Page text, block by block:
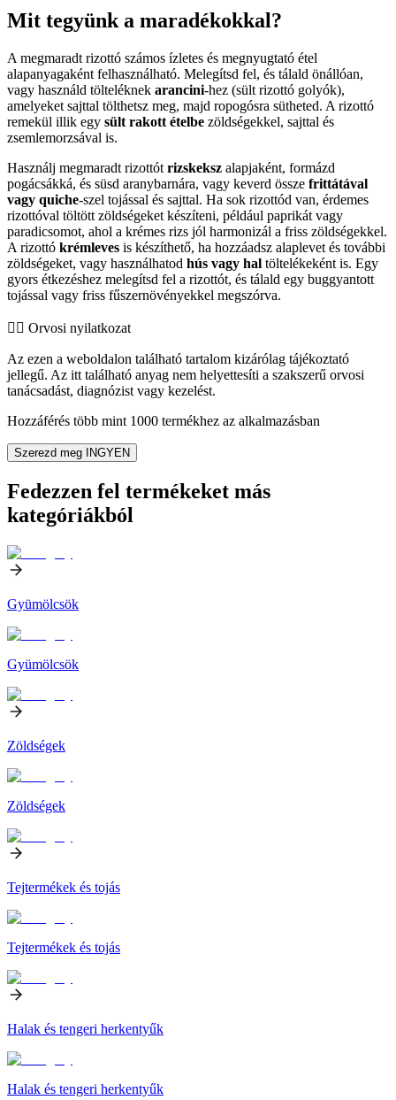
Mit tegyünk a maradékokkal?
A megmaradt rizottó számos ízletes és megnyugtató étel
alapanyagaként felhasználható. Melegítsd fel, és tálald önállóan,
vagy használd tölteléknek arancini-hez (sült rizottó golyók),
amelyeket sajttal tölthetsz meg, majd ropogósra sütheted. A rizottó
remekül illik egy sült rakott ételbe zöldségekkel, sajttal és
zsemlemorzsával is.
Használj megmaradt rizottót rizskeksz alapjaként, formázd
pogácsákká, és süsd aranybarnára, vagy keverd össze frittátával
vagy quiche-szel tojással és sajttal. Ha sok rizottód van, érdemes
rizottóval töltött zöldségeket készíteni, például paprikát vagy
paradicsomot, ahol a krémes rizs jól harmonizál a friss zöldségekkel.
A rizottó krémleves is készíthető, ha hozzáadsz alaplevet és további
zöldségeket, vagy használhatod hús vagy hal töltelékeként is. Egy
gyors étkezéshez melegítsd fel a rizottót, és tálald egy buggyantott
tojással vagy friss fűszernövényekkel megszórva.
👨‍⚕️️ Orvosi nyilatkozat
Az ezen a weboldalon található tartalom kizárólag tájékoztató
jellegű. Az itt található anyag nem helyettesíti a szakszerű orvosi
tanácsadást, diagnózist vagy kezelést.
Hozzáférés több mint 1000 termékhez az alkalmazásban
Szerezd meg INGYEN
Fedezzen fel termékeket más
kategóriákból
Gyümölcsök
Gyümölcsök
Zöldségek
Zöldségek
Tejtermékek és tojás
Tejtermékek és tojás
Halak és tengeri herkentyűk
Halak és tengeri herkentyűk